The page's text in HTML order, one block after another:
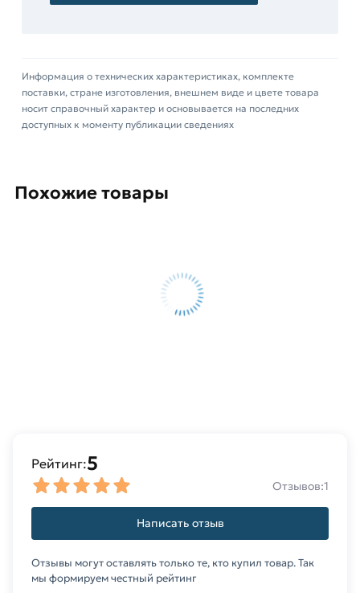
мышкой«Добавить в корзину»или нажмите на
кнопку«Быстрый заказ». Также можете купить
позвонив по контактам указанным на сайте.
действительны в Москве и области. Наши
Данний товар от производителя Северсталь
сертифицирован, соответствует всем
Информация о технических характеристиках, комплекте
поставки, стране изготовления, внешнем виде и цвете товара
носит справочный характер и основывается на последних
доступных к моменту публикации сведениях
Похожие товары
Рейтинг:5
Отзывов:1
Написать отзыв
Отзывы могут оставлять только те, кто купил товар. Так
мы формируем честный рейтинг